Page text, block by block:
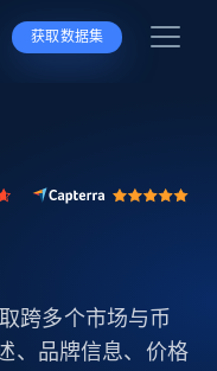
获取数据集
跨多个市场与币
、品牌信息、价格